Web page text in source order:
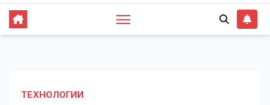
ТЕХНОЛОГИИ